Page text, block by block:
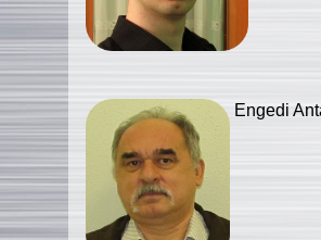
Engedi